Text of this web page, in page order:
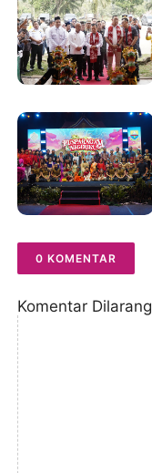
0 KOMENTAR
Komentar